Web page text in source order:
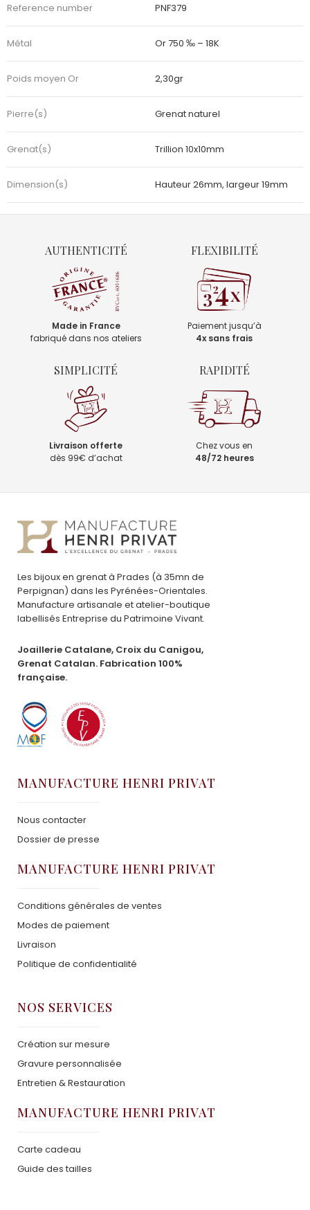
Reference number PNF379
Métal Or 750 ‰ – 18K
Poids moyen Or 2,30gr
Pierre(s) Grenat naturel
Grenat(s) Trillion 10x10mm
Dimension(s) Hauteur 26mm, largeur 19mm
AUTHENTICITÉ
Made in France
fabriqué dans nos ateliers
FLEXIBILITÉ
Paiement jusqu’à
4x sans frais
SIMPLICITÉ
Livraison offerte
dès 99€ d’achat
RAPIDITÉ
Chez vous en
48/72 heures
Les bijoux en grenat à Prades (à 35mn de
Perpignan) dans les Pyrénées-Orientales.
Manufacture artisanale et atelier-boutique
labellisés Entreprise du Patrimoine Vivant.
Joaillerie Catalane, Croix du Canigou,
Grenat Catalan. Fabrication 100%
française.
MANUFACTURE HENRI PRIVAT
Nous contacter
Dossier de presse
MANUFACTURE HENRI PRIVAT
Conditions générales de ventes
Modes de paiement
Livraison
Politique de confidentialité
NOS SERVICES
Création sur mesure
Gravure personnalisée
Entretien & Restauration
MANUFACTURE HENRI PRIVAT
Carte cadeau
Guide des tailles